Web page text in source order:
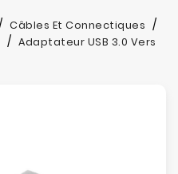
Câbles Et Connectiques
Adaptateur USB 3.0 Vers